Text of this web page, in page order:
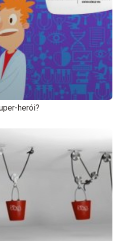
herói?